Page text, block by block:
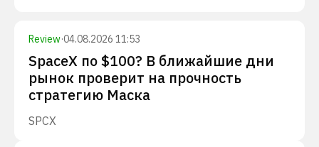
Review·04.08.2026 11:53
SpaceX по $100? В ближайшие дни
рынок проверит на прочность
стратегию Маска
SPCX